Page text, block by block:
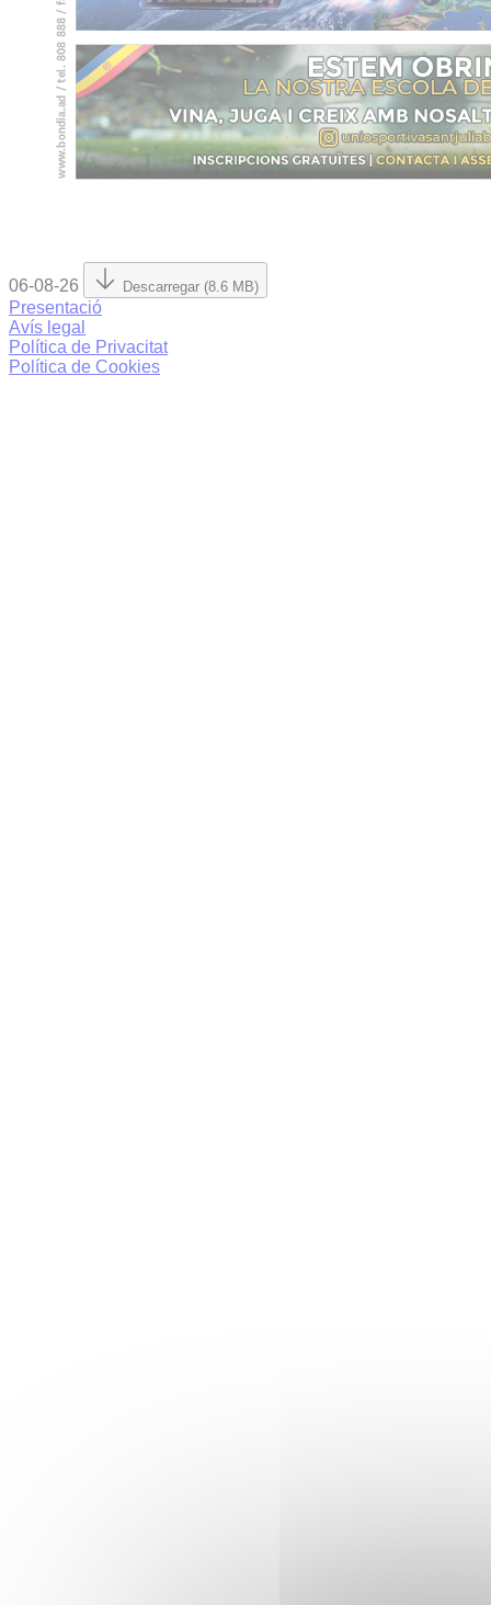
06-08-26 Descarregar (8.6 MB)
Presentació
Avís legal
Política de Privacitat
Política de Cookies